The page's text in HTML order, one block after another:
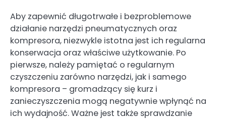
Aby zapewnić długotrwałe i bezproblemowe
działanie narzędzi pneumatycznych oraz
kompresora, niezwykle istotna jest ich regularna
konserwacja oraz właściwe użytkowanie. Po
pierwsze, należy pamiętać o regularnym
czyszczeniu zarówno narzędzi, jak i samego
kompresora – gromadzący się kurz i
zanieczyszczenia mogą negatywnie wpłynąć na
ich wydajność. Ważne jest także sprawdzanie